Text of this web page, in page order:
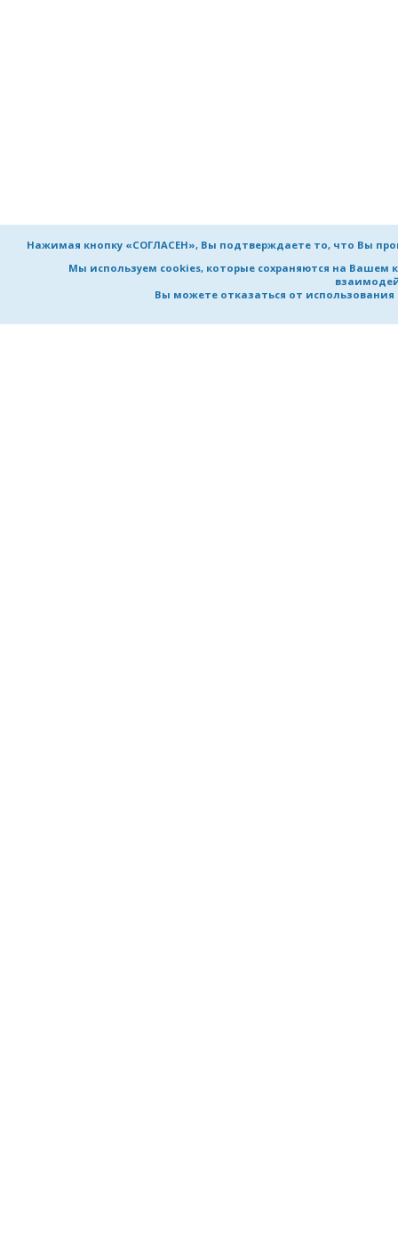
Нажимая кнопку «СОГЛАСЕН», Вы подтверждаете то, что Вы
Мы используем cookies, которые сохраняются на Вашем
Вы можете отказаться от использования